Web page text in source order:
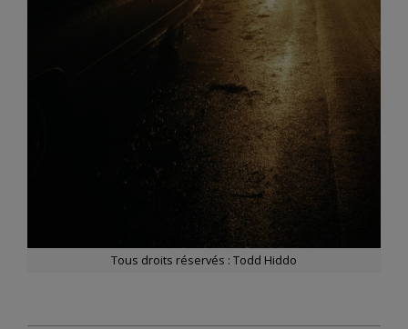
Tous droits réservés : Todd Hiddo